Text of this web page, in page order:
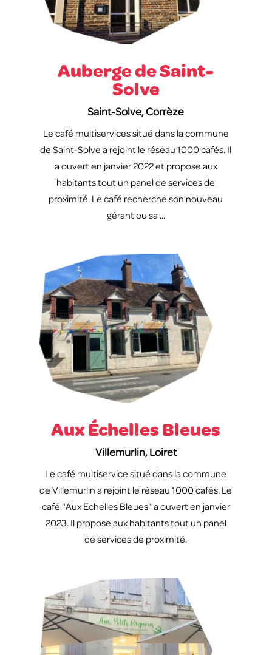
Auberge de Saint-
Solve
Le café multiservices situé dans la commune
de Saint-Solve a rejoint le réseau 1000 cafés. Il
a ouvert en janvier 2022 et propose aux
habitants tout un panel de services de
proximité. Le café recherche son nouveau
gérant ou sa ...
Saint-Solve, Corrèze
Aux Échelles Bleues
Le café multiservice situé dans la commune
de Villemurlin a rejoint le réseau 1000 cafés. Le
café "Aux Echelles Bleues" a ouvert en janvier
2023. Il propose aux habitants tout un panel
de services de proximité.
Villemurlin, Loiret